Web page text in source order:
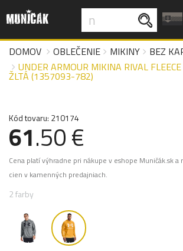
DOMOV
OBLEČENIE MIKINY BEZ
UNDER ARMOUR MIKINA RIVAL
ŽLTÁ (1357093-782)
Kód tovaru: 210174
61.50 €
Cena platí výhradne pri nákupe v eshope Muničák.sk a
cien v kamenných predajniach.
2 farby